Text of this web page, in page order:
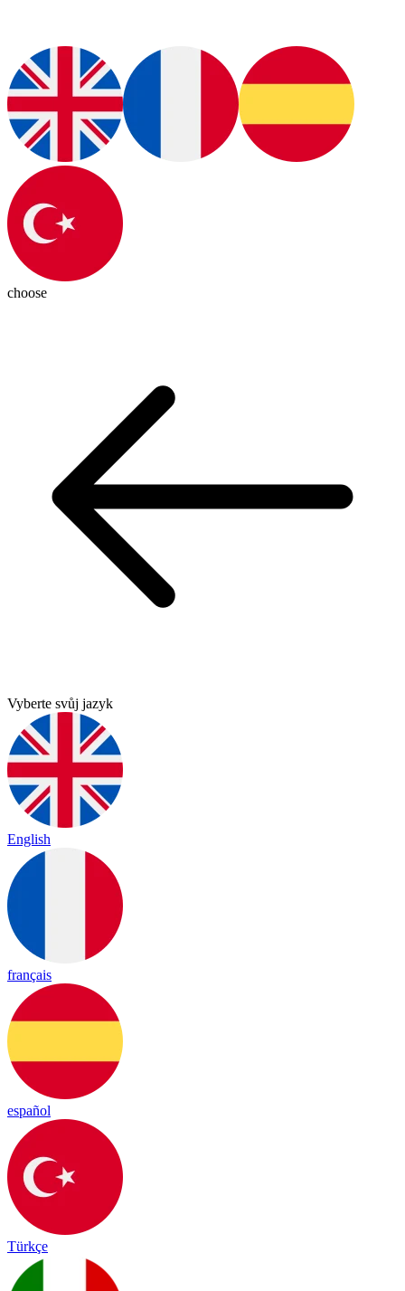
choose
Vyberte svůj jazyk
English
français
español
Türkçe